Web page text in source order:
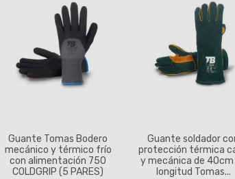
Guante Tomas Bodero
mecánico y térmico frío
con alimentación 750
COLDGRIP (5 PARES)
Guante soldador
protección térmica
y mecánica de 40cm
longitud Tomas...